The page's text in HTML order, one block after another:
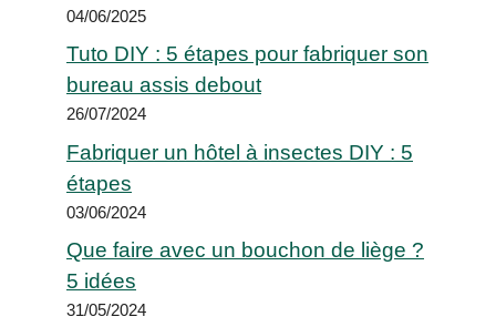
04/06/2025
Tuto DIY : 5 étapes pour fabriquer son
bureau assis debout
26/07/2024
Fabriquer un hôtel à insectes DIY : 5
étapes
03/06/2024
Que faire avec un bouchon de liège ?
5 idées
31/05/2024